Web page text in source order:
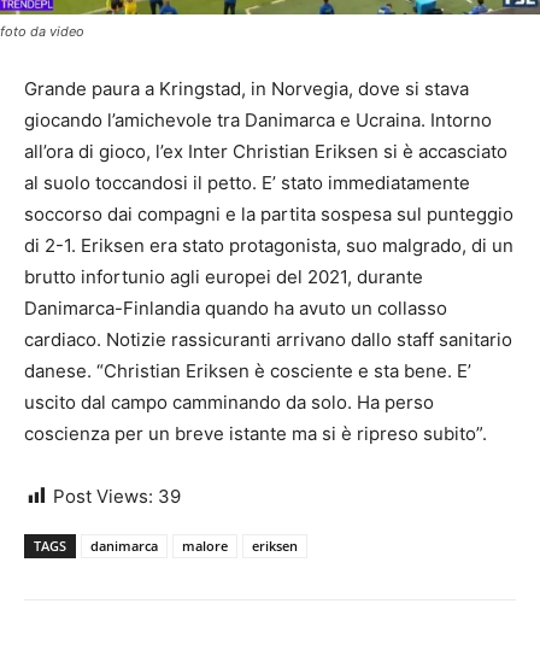
foto da video
Grande paura a Kringstad, in Norvegia, dove si stava
giocando l’amichevole tra Danimarca e Ucraina. Intorno
all’ora di gioco, l’ex Inter Christian Eriksen si è accasciato
al suolo toccandosi il petto. E’ stato immediatamente
soccorso dai compagni e la partita sospesa sul punteggio
di 2-1. Eriksen era stato protagonista, suo malgrado, di un
brutto infortunio agli europei del 2021, durante
Danimarca-Finlandia quando ha avuto un collasso
cardiaco. Notizie rassicuranti arrivano dallo staff sanitario
danese. “Christian Eriksen è cosciente e sta bene. E’
uscito dal campo camminando da solo. Ha perso
coscienza per un breve istante ma si è ripreso subito”.
Post Views: 39
TAGS danimarca malore eriksen